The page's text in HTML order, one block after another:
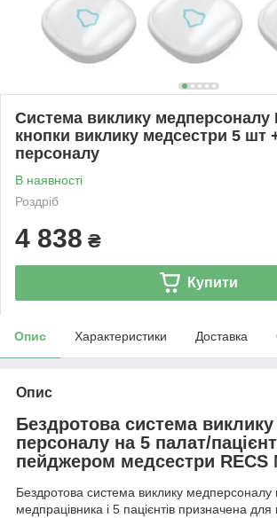
Система виклику медперсоналу
кнопки виклику медсестри 5 шт
персоналу
В наявності
Роздріб
4 838 ₴
Купити
Опис Характеристики Доставка
Опис
Бездротова система
персоналу на 5 палат/
пейджером медсестри
Бездротова система виклику медперсоналу
медпрацівника і 5 пацієнтів призначена для